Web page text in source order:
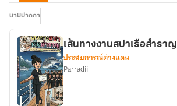
นามปากกา
เส้นทางงานสปาเรือสำราญ
ประสบการณ์ต่างแดน
Parradii